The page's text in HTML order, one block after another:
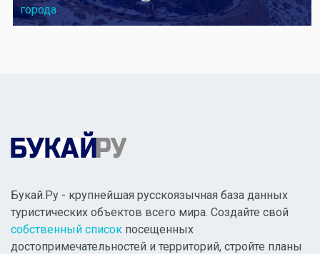
города
Букай.Ру - крупнейшая русскоязычная база данных
туристических объектов всего мира. Создайте свой
собственный список посещенных
достопримечательностей и территорий, стройте планы